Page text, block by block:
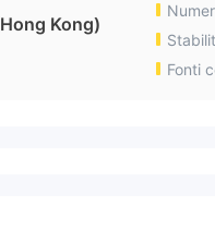
Kong)
Fonti